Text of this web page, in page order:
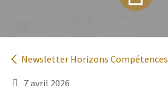
Newsletter Horizons Compétences
7 avril 2026